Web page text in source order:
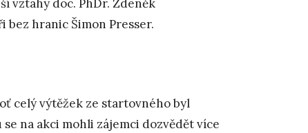
vztahy doc. PhDr. Zdeněk
bez hranic Šimon Presser.
celý výtěžek ze startovného byl
na akci mohli zájemci dozvědět více